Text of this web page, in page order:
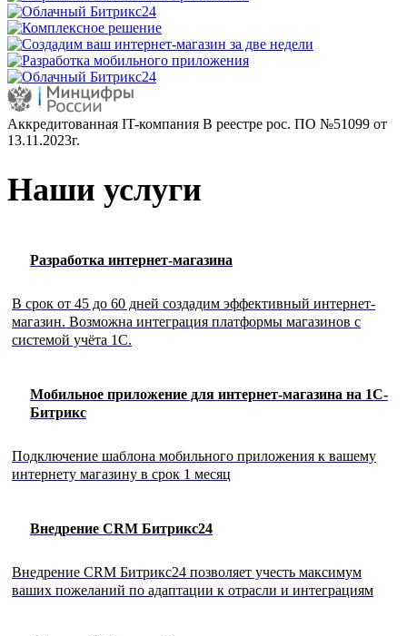
Аккредитованная IT-компания В реестре рос. ПО №51099 от
13.11.2023г.
Наши услуги
Разработка интернет-магазина
В срок от 45 до 60 дней создадим эффективный интернет-
магазин. Возможна интеграция платформы магазинов с
системой учёта 1С.
Мобильное приложение для интернет-магазина на 1С-
Битрикс
Подключение шаблона мобильного приложения к вашему
интернету магазину в срок 1 месяц
Внедрение CRM Битрикс24
Внедрение CRM Битрикс24 позволяет учесть максимум
ваших пожеланий по адаптации к отрасли и интеграциям